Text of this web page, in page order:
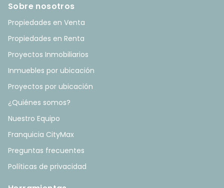
Sobre nosotros
Propiedades en Venta
Propiedades en Renta
Proyectos Inmobiliarios
Inmuebles por ubicación
Proyectos por ubicación
¿Quiénes somos?
Nuestro Equipo
Franquicia CityMax
Preguntas frecuentes
Políticas de privacidad